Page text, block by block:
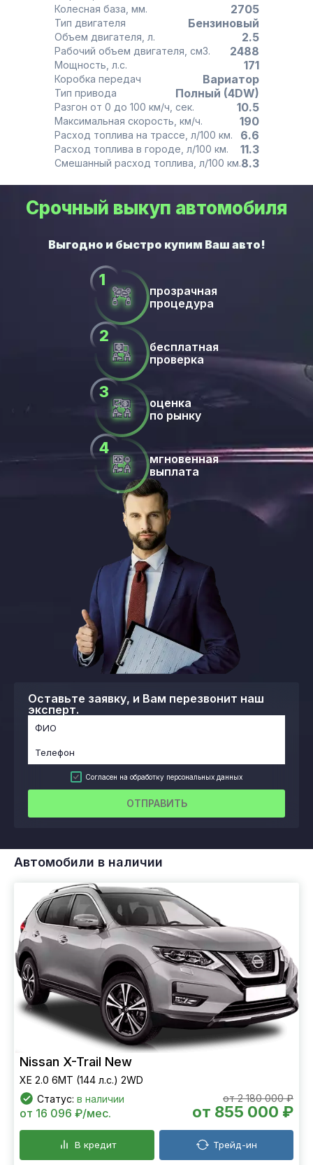
Колесная база, мм. 2705
Тип двигателя Бензиновый
Объем двигателя, л. 2.5
Рабочий объем двигателя, см3. 2488
Мощность, л.с. 171
Коробка передач Вариатор
Тип привода Полный (4DW)
Разгон от 0 до 100 км/ч, сек. 10.5
Максимальная скорость, км/ч. 190
Расход топлива на трассе, л/100 км. 6.6
Расход топлива в городе, л/100 км. 11.3
Смешанный расход топлива, л/100 км.8.3
Срочный выкуп автомобиля
Оставьте заявку, и Вам перезвонит наш
эксперт.
Согласен на обработку персональных данных
ОТПРАВИТЬ
прозрачная
процедура
бесплатная
проверка
оценка
по рынку
мгновенная
выплата
Автомобили в наличии
Nissan X-Trail New
XE 2.0 6МТ (144 л.с.) 2WD
Статус: в наличии от 2 180 000 ₽
от 855 000 ₽
от 16 096 ₽/мес.
В кредит Трейд-ин